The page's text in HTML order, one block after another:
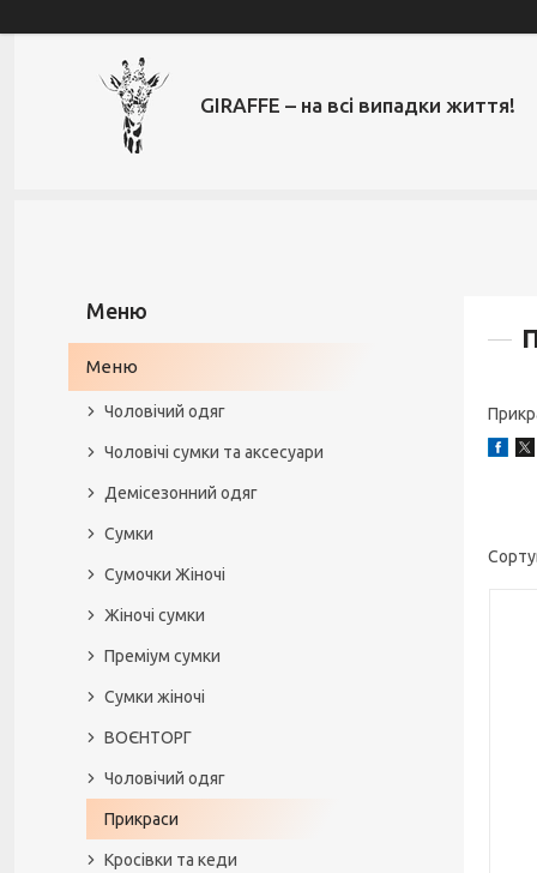
GIRAFFE – на всі випадки життя!
Меню
Чоловічий одяг
Чоловічі сумки та аксесуари
Демісезонний одяг
Сумки
Сумочки Жіночі
Жіночі сумки
Преміум сумки
Сумки жіночі
ВОЄНТОРГ
Чоловічий одяг
Прикраси
Кросівки та кеди